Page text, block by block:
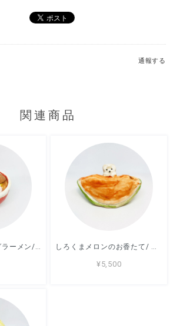
通報する
関連商品
しろくまトッピングラーメン/ すずきたまみ / 陶芸作品 しろくまメロンのお香たて/ すずきたまみ / 陶芸作品
¥5,500